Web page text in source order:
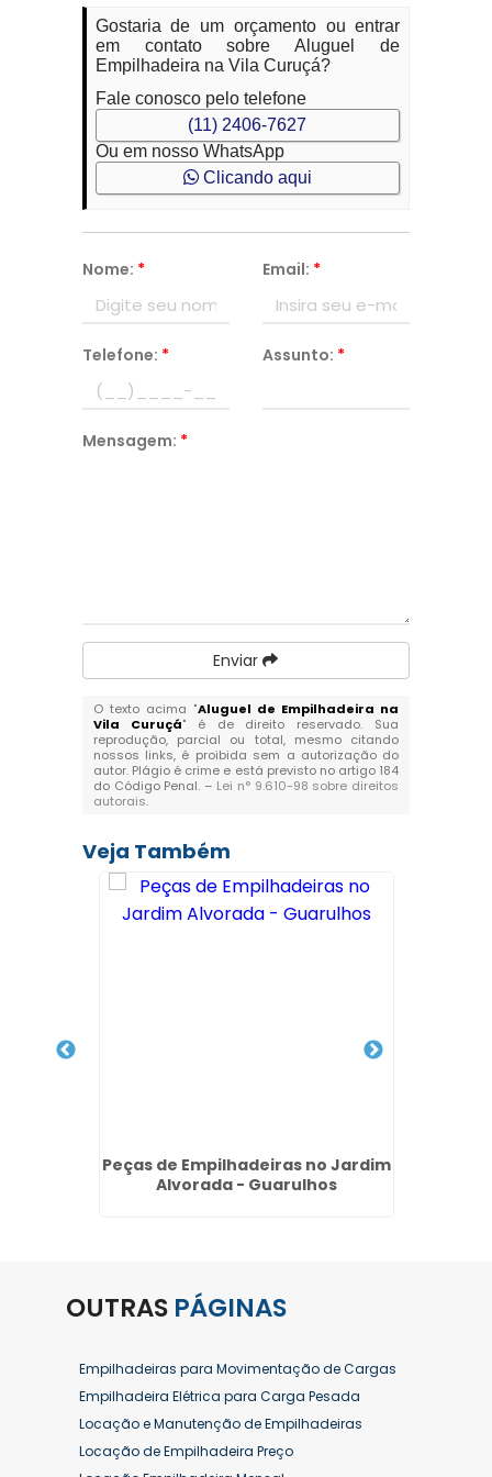
Gostaria de um orçamento ou entrar
em contato sobre Aluguel de
Empilhadeira na Vila Curuçá?
Fale conosco pelo telefone
(11) 2406-7627
Ou em nosso WhatsApp
Clicando aqui
Nome: * Email: *
Telefone: * Assunto: *
Mensagem: *
Enviar
O texto acima "Aluguel de Empilhadeira na
Vila Curuçá" é de direito reservado. Sua
reprodução, parcial ou total, mesmo citando
nossos links, é proibida sem a autorização do
autor. Plágio é crime e está previsto no artigo 184
do Código Penal. – Lei n° 9.610-98 sobre direitos
autorais.
Veja Também
Peças de Empilhadeiras no Jardim
Alvorada - Guarulhos
OUTRAS PÁGINAS
Empilhadeiras para Movimentação de Cargas
Empilhadeira Elétrica para Carga Pesada
Locação e Manutenção de Empilhadeiras
Locação de Empilhadeira Preço